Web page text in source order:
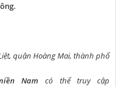
quận Hoàng Mai, thành phố
Nam có thể truy cập